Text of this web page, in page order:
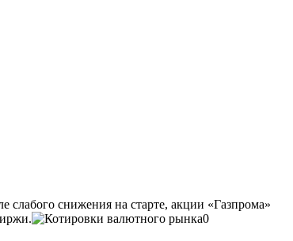
снижения на старте, акции «Газпрома»